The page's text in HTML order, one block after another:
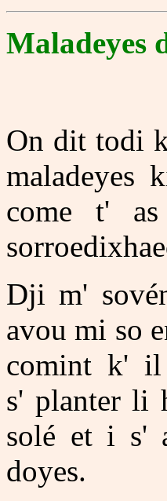
Maladeyes
On dit todi
maladeyes
come t'
Dji m'
avou mi so
comint k' il
s' planter li
solé et i s'
doyes.